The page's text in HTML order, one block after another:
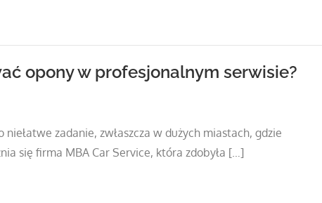
opony w profesjonalnym serwisie?
zadanie, zwłaszcza w dużych miastach, gdzie
się firma MBA Car Service, która zdobyła […]